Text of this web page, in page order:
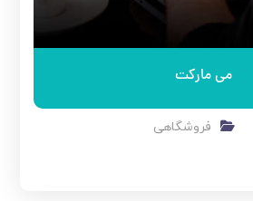
می مارکت
فروشگاهی